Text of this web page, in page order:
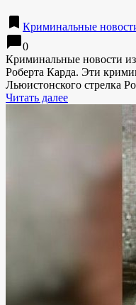
bookmark Криминальные
chat_bubble0
Криминальные новости
Роберта Карда. Эти
Льюистонского стрелка
Читать далее